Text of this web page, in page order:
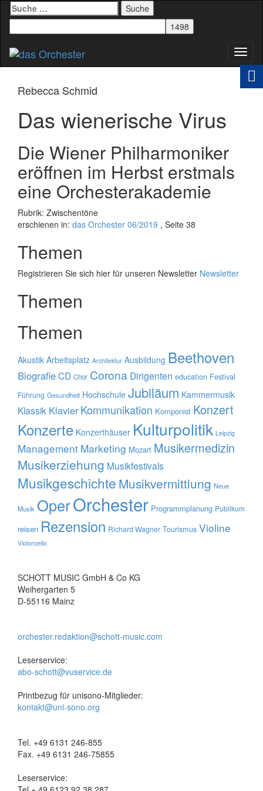
Suche
nach:
Rebecca Schmid
Das wienerische Virus
Die Wiener Philharmoniker
eröffnen im Herbst erstmals
eine Orchesterakademie
Rubrik: Zwischentöne
erschienen in: das Orchester 06/2019 , Seite 38
Themen
Registrieren Sie sich hier für unseren Newsletter Newsletter
Themen
Themen
Akustik Arbeitsplatz Architektur Ausbildung Beethoven
BiografieCD Chor Corona Dirigenten education Festival
Führung Gesundheit Hochschule Jubiläum Kammermusik
Klassik Klavier Kommunikation Komponist Konzert
Konzerte Konzerthäuser Kulturpolitik Leipzig
Management Marketing Mozart Musikermedizin
Musikerziehung Musikfestivals
Musikgeschichte Musikvermittlung Neue
Musik OperOrchester Programmplanung Publikum
reisen Rezension Richard Wagner Tourismus Violine
Violoncello
SCHOTT MUSIC GmbH & Co KG
Weihergarten 5
D-55116 Mainz
orchester.redaktion@schott-music.com
Leserservice:
abo-schott@vuservice.de
Printbezug für unisono-Mitglieder:
kontakt@uni-sono.org
Tel. +49 6131 246-855
Fax. +49 6131 246-75855
Leserservice: